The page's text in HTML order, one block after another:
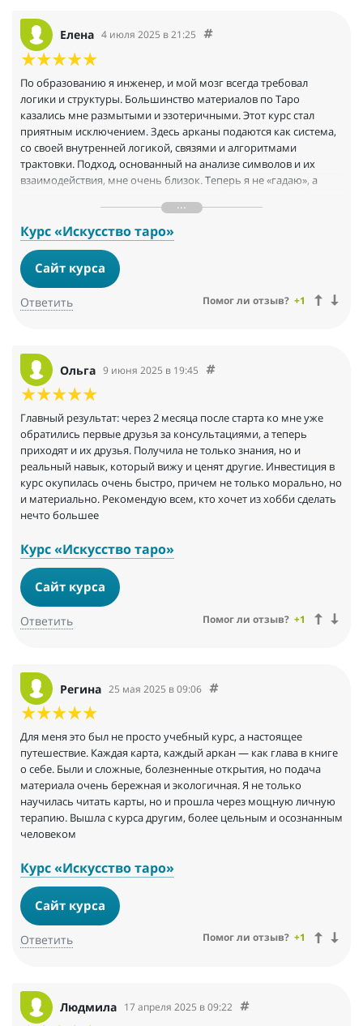
Елена 4 июля 2025 в 21:25
По образованию я инженер, и мой мозг всегда требовал
логики и структуры. Большинство материалов по Таро
казались мне размытыми и эзотеричными. Этот курс стал
приятным исключением. Здесь арканы подаются как система,
со своей внутренней логикой, связями и алгоритмами
трактовки. Подход, основанный на анализе символов и их
взаимодействия, мне очень близок. Теперь я не «гадаю», а
системы. Это безумно интересно
Курс «Искусство таро»
Сайт курса
Ответить Помог ли отзыв? +1
Ольга 9 июня 2025 в 19:45
Главный результат: через 2 месяца после старта ко мне уже
обратились первые друзья за консультациями, а теперь
приходят и их друзья. Получила не только знания, но и
реальный навык, который вижу и ценят другие. Инвестиция в
курс окупилась очень быстро, причем не только морально, но
и материально. Рекомендую всем, кто хочет из хобби сделать
нечто большее
Курс «Искусство таро»
Сайт курса
Ответить Помог ли отзыв? +1
Регина 25 мая 2025 в 09:06
Для меня это был не просто учебный курс, а настоящее
путешествие. Каждая карта, каждый аркан — как глава в книге
о себе. Были и сложные, болезненные открытия, но подача
материала очень бережная и экологичная. Я не только
научилась читать карты, но и прошла через мощную личную
терапию. Вышла с курса другим, более цельным и осознанным
человеком
Курс «Искусство таро»
Сайт курса
Ответить Помог ли отзыв? +1
Людмила 17 апреля 2025 в 09:22